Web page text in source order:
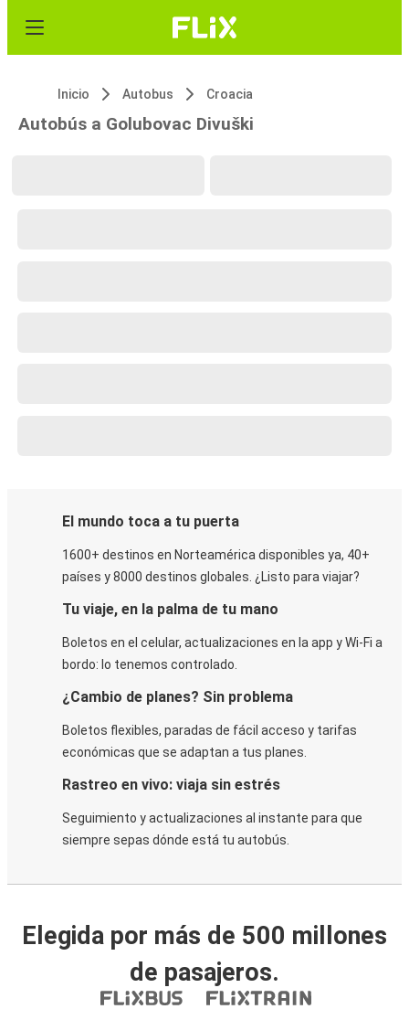
Inicio Autobus Croacia
Autobús a Golubovac Divuški
El mundo toca a tu puerta
1600+ destinos en Norteamérica disponibles ya, 40+
países y 8000 destinos globales. ¿Listo para viajar?
Tu viaje, en la palma de tu mano
Boletos en el celular, actualizaciones en la app y Wi-Fi a
bordo: lo tenemos controlado.
¿Cambio de planes? Sin problema
Boletos flexibles, paradas de fácil acceso y tarifas
económicas que se adaptan a tus planes.
Rastreo en vivo: viaja sin estrés
Seguimiento y actualizaciones al instante para que
siempre sepas dónde está tu autobús.
Elegida por más de 500 millones
de pasajeros.